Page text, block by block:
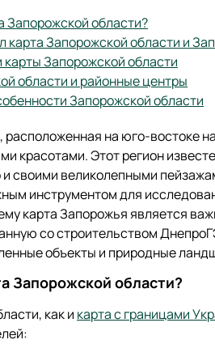
Запорожской области?
карта Запорожской области и
Запорожской области
области и районные центры
Запорожской области
на юго-востоке
красотами. Этот регион
своими великолепными
инструментом для
карта Запорожья является
со строительством
объекты и природные
Запорожской области?
как и карта с границами